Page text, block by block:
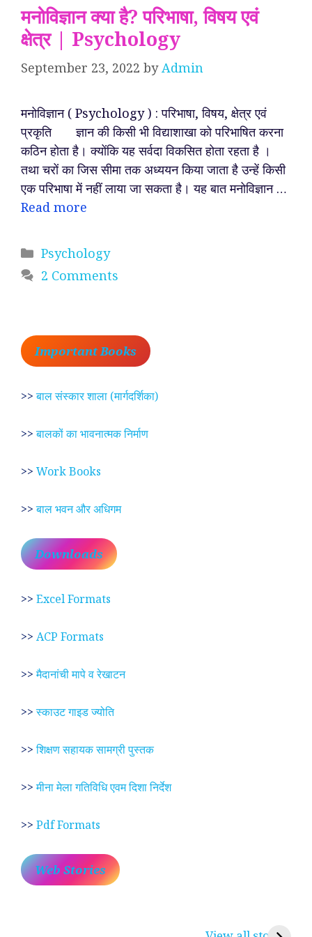
मनोविज्ञान क्या है? परिभाषा, विषय एवं
क्षेत्र | Psychology
September 23, 2022 byAdmin
मनोविज्ञान ( Psychology ) : परिभाषा, विषय, क्षेत्र एवं
प्रकृति ज्ञान की किसी भी विद्याशाखा को परिभाषित करना
कठिन होता है। क्योंकि यह सर्वदा विकसित होता रहता है ।
तथा चरों का जिस सीमा तक अध्ययन किया जाता है उन्हें किसी
एक परिभाषा में नहीं लाया जा सकता है। यह बात मनोविज्ञान …
Read more
Categories
Psychology
2 Comments
Important Books
>>बाल संस्कार शाला (मार्गदर्शिका)
>>बालकों का भावनात्मक निर्माण
>> Work Books
>>बाल भवन और अधिगम
Downloads
>> Excel Formats
>> ACP Formats
>>मैदानांची मापे व रेखाटन
>>स्काउट गाइड ज्योति
>>शिक्षण सहायक सामग्री पुस्तक
>>मीना मेला गतिविधि एवम दिशा निर्देश
>> Pdf Formats
Web Stories
रामसा पीर, रुणेचा रा